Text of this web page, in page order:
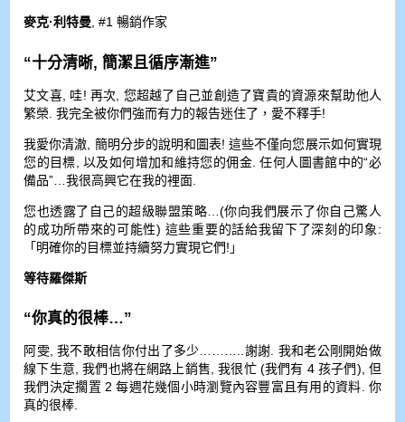
麥克·利特曼, #1 暢銷作家
“十分清晰, 簡潔且循序漸進”
艾文喜, 哇! 再次, 您超越了自己並創造了寶貴的資源來幫助他人
繁榮. 我完全被你們強而有力的報告迷住了，愛不釋手!
我愛你清澈, 簡明分步的說明和圖表! 這些不僅向您展示如何實現
您的目標, 以及如何增加和維持您的佣金. 任何人圖書館中的“必
備品”…我很高興它在我的裡面.
您也透露了自己的超級聯盟策略…(你向我們展示了你自己驚人
的成功所帶來的可能性) 這些重要的話給我留下了深刻的印象:
「明確你的目標並持續努力實現它們!」
等待羅傑斯
“你真的很棒…”
阿雯, 我不敢相信你付出了多少………..謝謝. 我和老公剛開始做
線下生意, 我們也將在網路上銷售, 我很忙 (我們有 4 孩子們), 但
我們決定擱置 2 每週花幾個小時瀏覽內容豐富且有用的資料. 你
真的很棒.